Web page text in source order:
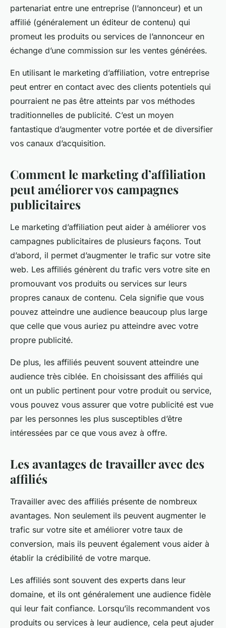
partenariat entre une entreprise (l’annonceur) et un
affilié (généralement un éditeur de contenu) qui
promeut les produits ou services de l’annonceur en
échange d’une commission sur les ventes générées.
En utilisant le marketing d’affiliation, votre entreprise
peut entrer en contact avec des clients potentiels qui
pourraient ne pas être atteints par vos méthodes
traditionnelles de publicité. C’est un moyen
fantastique d’augmenter votre portée et de diversifier
vos canaux d’acquisition.
Comment le marketing d’affiliation
peut améliorer vos campagnes
publicitaires
Le marketing d’affiliation peut aider à améliorer vos
campagnes publicitaires de plusieurs façons. Tout
d’abord, il permet d’augmenter le trafic sur votre site
web. Les affiliés génèrent du trafic vers votre site en
promouvant vos produits ou services sur leurs
propres canaux de contenu. Cela signifie que vous
pouvez atteindre une audience beaucoup plus large
que celle que vous auriez pu atteindre avec votre
propre publicité.
De plus, les affiliés peuvent souvent atteindre une
audience très ciblée. En choisissant des affiliés qui
ont un public pertinent pour votre produit ou service,
vous pouvez vous assurer que votre publicité est vue
par les personnes les plus susceptibles d’être
intéressées par ce que vous avez à offre.
Les avantages de travailler avec des
affiliés
Travailler avec des affiliés présente de nombreux
avantages. Non seulement ils peuvent augmenter le
trafic sur votre site et améliorer votre taux de
conversion, mais ils peuvent également vous aider à
établir la crédibilité de votre marque.
Les affiliés sont souvent des experts dans leur
domaine, et ils ont généralement une audience fidèle
qui leur fait confiance. Lorsqu’ils recommandent vos
produits ou services à leur audience, cela peut ajuder